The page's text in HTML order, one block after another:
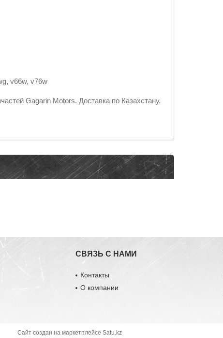
v66w, v76w
Gagarin Motors. Доставка по Казахстану.
СВЯЗЬ С НАМИ
Контакты
О компании
Сайт создан на маркетплейсе Satu.kz